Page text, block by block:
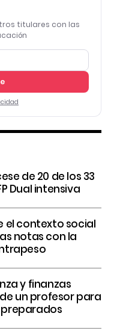
titulares con las
de 20 de los 33
Dual intensiva
el contexto social
notas con la
y finanzas
un profesor para